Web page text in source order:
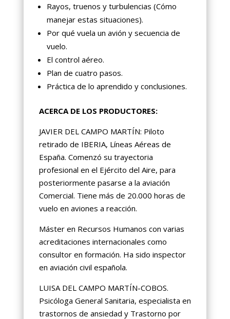
Rayos, truenos y turbulencias (Cómo
manejar estas situaciones).
Por qué vuela un avión y secuencia de
vuelo.
El control aéreo.
Plan de cuatro pasos.
Práctica de lo aprendido y conclusiones.
ACERCA DE LOS PRODUCTORES:
JAVIER DEL CAMPO MARTÍN: Piloto
retirado de IBERIA, Líneas Aéreas de
España. Comenzó su trayectoria
profesional en el Ejército del Aire, para
posteriormente pasarse a la aviación
Comercial. Tiene más de 20.000 horas de
vuelo en aviones a reacción.
Máster en Recursos Humanos con varias
acreditaciones internacionales como
consultor en formación. Ha sido inspector
en aviación civil española.
LUISA DEL CAMPO MARTÍN-COBOS.
Psicóloga General Sanitaria, especialista en
trastornos de ansiedad y Trastorno por